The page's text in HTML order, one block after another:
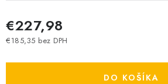
€227,98
€185,35 bez DPH
DO KOŠÍKA